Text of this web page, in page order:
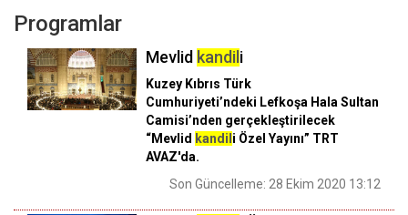
Programlar
Mevlid kandil i
Kuzey Kıbrıs Türk
Cumhuriyeti’ndeki Lefkoşa Hala Sultan
Camisi’nden gerçekleştirilecek
“Mevlid kandil i Özel Yayını” TRT
AVAZ'da.
Son Güncelleme: 28 Ekim 2020 13:12